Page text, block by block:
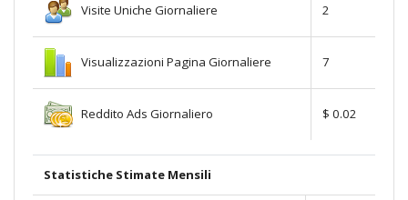
Visite Uniche Giornaliere 2
Visualizzazioni Pagina Giornaliere 7
Reddito Ads Giornaliero $ 0.02
Statistiche Stimate Mensili